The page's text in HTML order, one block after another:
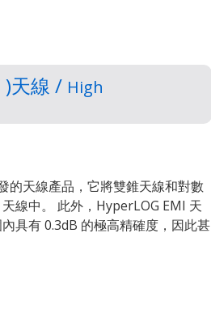
)天線 / High
的天線產品，它將雙錐天線和對數
線中。 此外，HyperLOG EMI 天
具有 0.3dB 的極高精確度，因此甚